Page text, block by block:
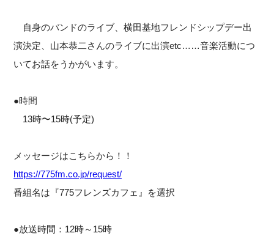
自身のバンドのライブ、横田基地フレンドシップデー出
演決定、山本恭二さんのライブに出演etc……音楽活動につ
いてお話をうかがいます。
●時間
13時〜15時(予定)
メッセージはこちらから！！
https://775fm.co.jp/request/
番組名は『775フレンズカフェ』を選択
●放送時間：12時～15時